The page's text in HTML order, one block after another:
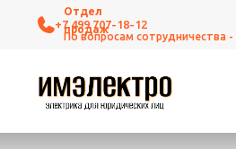
+7 499 707-18-12